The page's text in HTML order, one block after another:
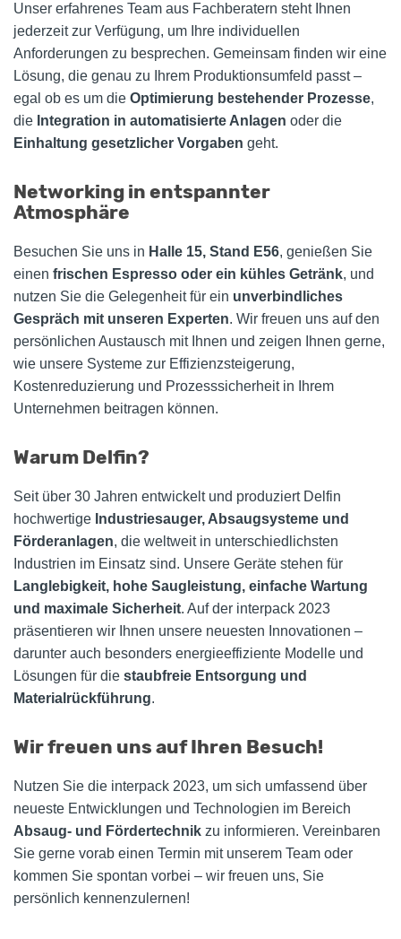
Unser erfahrenes Team aus Fachberatern steht Ihnen
jederzeit zur Verfügung, um Ihre individuellen
Anforderungen zu besprechen. Gemeinsam finden wir eine
Lösung, die genau zu Ihrem Produktionsumfeld passt –
egal ob es um die Optimierung bestehender Prozesse,
die Integration in automatisierte Anlagen oder die
Einhaltung gesetzlicher Vorgaben geht.
Networking in entspannter
Atmosphäre
Besuchen Sie uns in Halle 15, Stand E56, genießen Sie
einen frischen Espresso oder ein kühles Getränk, und
nutzen Sie die Gelegenheit für ein unverbindliches
Gespräch mit unseren Experten. Wir freuen uns auf den
persönlichen Austausch mit Ihnen und zeigen Ihnen gerne,
wie unsere Systeme zur Effizienzsteigerung,
Kostenreduzierung und Prozesssicherheit in Ihrem
Unternehmen beitragen können.
Warum Delfin?
Seit über 30 Jahren entwickelt und produziert Delfin
hochwertige Industriesauger, Absaugsysteme und
Förderanlagen, die weltweit in unterschiedlichsten
Industrien im Einsatz sind. Unsere Geräte stehen für
Langlebigkeit, hohe Saugleistung, einfache Wartung
und maximale Sicherheit. Auf der interpack 2023
präsentieren wir Ihnen unsere neuesten Innovationen –
darunter auch besonders energieeffiziente Modelle und
Lösungen für die staubfreie Entsorgung und
Materialrückführung.
Wir freuen uns auf Ihren Besuch!
Nutzen Sie die interpack 2023, um sich umfassend über
neueste Entwicklungen und Technologien im Bereich
Absaug- und Fördertechnik zu informieren. Vereinbaren
Sie gerne vorab einen Termin mit unserem Team oder
kommen Sie spontan vorbei – wir freuen uns, Sie
persönlich kennenzulernen!